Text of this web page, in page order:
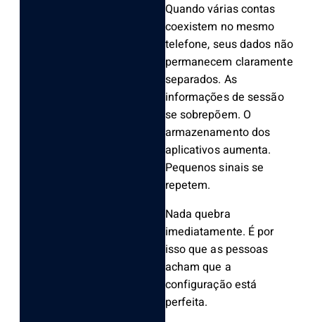
Quando várias contas
coexistem no mesmo
telefone, seus dados não
permanecem claramente
separados. As
informações de sessão
se sobrepõem. O
armazenamento dos
aplicativos aumenta.
Pequenos sinais se
repetem.
Nada quebra
imediatamente. É por
isso que as pessoas
acham que a
configuração está
perfeita.